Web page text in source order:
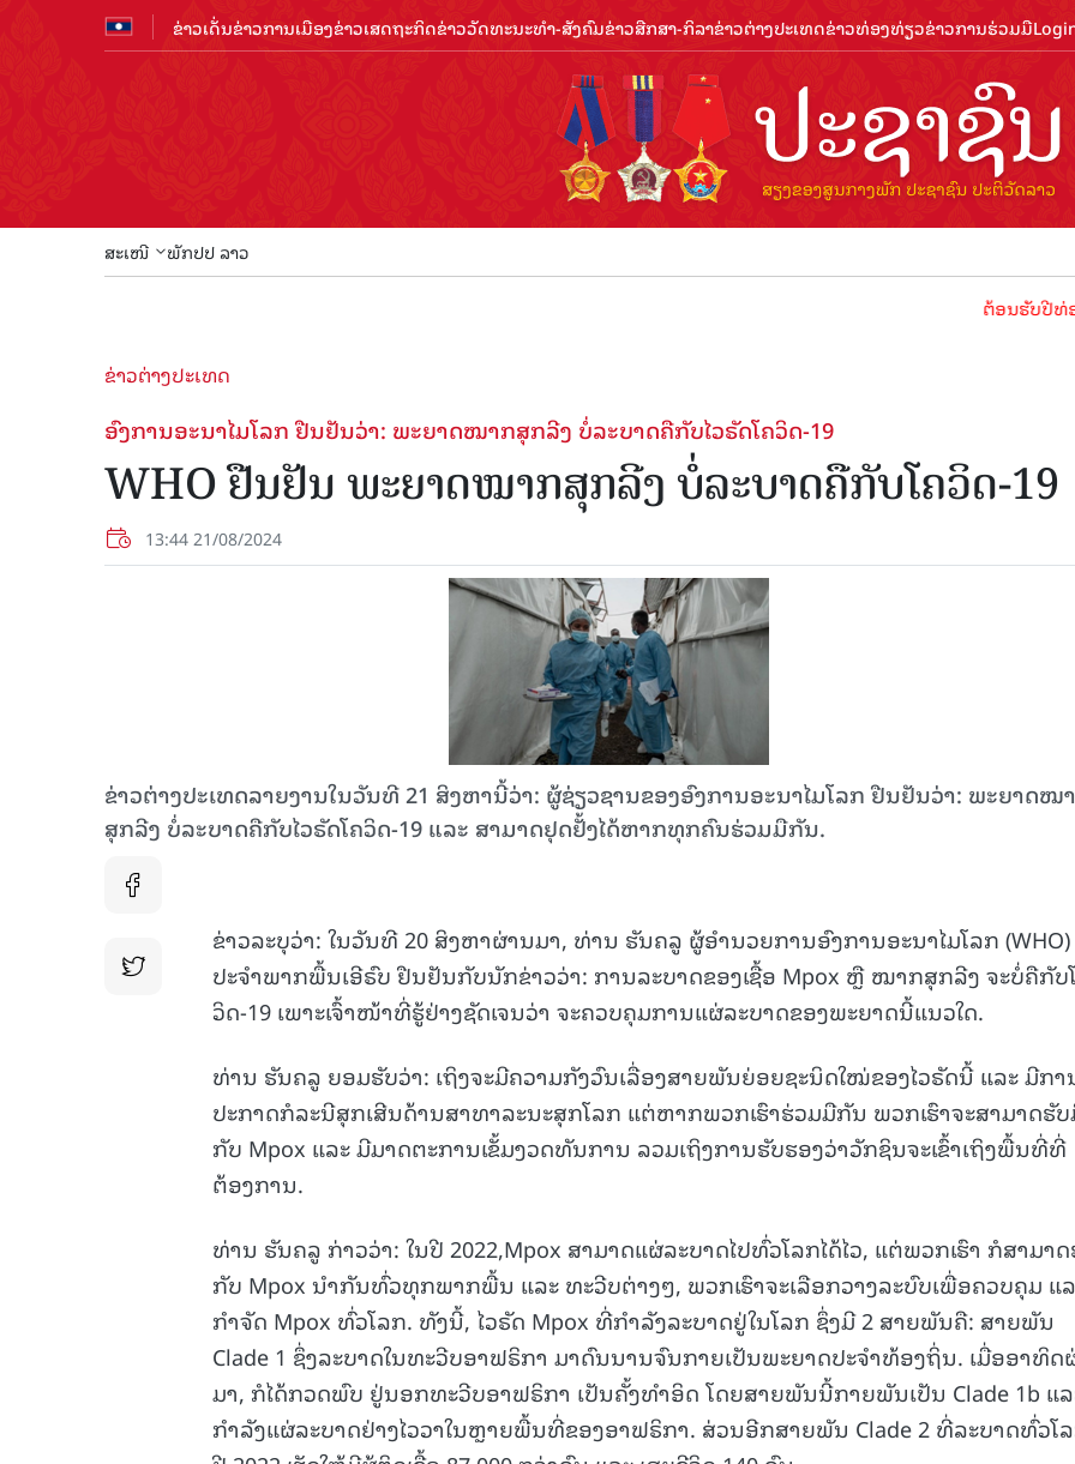
ຂ່າວເດັ່ນຂ່າວການເມືອງຂ່າວເສດຖະກິດຂ່າວວັດທະນະທຳ-ສັງຄົມຂ່າວສືກສາ-ກິລາຂ່າວຕ່າງປະເທດຂ່າວທ່ອງທ່ຽວຂ່າວການຮ່ວມມື
ສະເໜີ ພັກປປ ລາວ
ຕ້ອນຮັບປີທ່ອງທ່ຽ
ຂ່າວຕ່າງປະເທດ
ອົງການອະນາໄມໂລກ ຢືນຢັນວ່າ: ພະຍາດໝາກສຸກລີງ ບໍ່ລະບາດຄືກັບໄວຣັດໂຄວິດ-19
WHO ຢືນຢັນ ພະຍາດໝາກສຸກລີງ ບໍ່ລະບາດຄືກັບໂຄວິດ-19
13:44 21/08/2024
ຂ່າວຕ່າງປະເທດລາຍງານໃນວັນທີ 21 ສິງຫານີ້ວ່າ: ຜູ້ຊ່ຽວຊານຂອງອົງການອະນາໄມໂລກ ຢືນຢັນວ່າ: ພະຍາດໝ
ສຸກລີງ ບໍ່ລະບາດຄືກັບໄວຣັດໂຄວິດ-19 ແລະ ສາມາດຢຸດຢັ້ງໄດ້ຫາກທຸກຄົນຮ່ວມມືກັນ.
ຂ່າວລະບຸວ່າ: ໃນວັນທີ 20 ສິງຫາຜ່ານມາ, ທ່ານ ຮັນຄລູ ຜູ້ອຳນວຍການອົງການອະນາໄມໂລກ (WHO)
ປະຈຳພາກພື້ນເອີຣົບ ຢືນຢັນກັບນັກຂ່າວວ່າ: ການລະບາດຂອງເຊື້ອ Mpox ຫຼື ໝາກສຸກລີງ ຈະບໍ່ຄືກັບ
ວິດ-19 ເພາະເຈົ້າໜ້າທີ່ຮູ້ຢ່າງຊັດເຈນວ່າ ຈະຄວບຄຸມການແຜ່ລະບາດຂອງພະຍາດນີ້ແນວໃດ.
ທ່ານ ຮັນຄລູ ຍອມຮັບວ່າ: ເຖິງຈະມີຄວາມກັງວົນເລື່ອງສາຍພັນຍ່ອຍຊະນິດໃໝ່ຂອງໄວຣັດນີ້ ແລະ ມີກາ
ປະກາດກໍລະນີສຸກເສີນດ້ານສາທາລະນະສຸກໂລກ ແຕ່ຫາກພວກເຮົາຮ່ວມມືກັນ ພວກເຮົາຈະສາມາດຮັ
ກັບ Mpox ແລະ ມີມາດຕະການເຂັ້ມງວດທັນການ ລວມເຖິງການຮັບຮອງວ່າວັກຊິນຈະເຂົ້າເຖິງພື້ນທີ່ທີ່
ຕ້ອງການ.
ທ່ານ ຮັນຄລູ ກ່າວວ່າ: ໃນປີ 2022,Mpox ສາມາດແຜ່ລະບາດໄປທົ່ວໂລກໄດ້ໄວ, ແຕ່ພວກເຮົາ ກໍສາມາ
ກັບ Mpox ນໍາກັນທົ່ວທຸກພາກພື້ນ ແລະ ທະວີບຕ່າງໆ, ພວກເຮົາຈະເລືອກວາງລະບົບເພື່ອຄວບຄຸມ ແ
ກຳຈັດ Mpox ທົ່ວໂລກ. ທັງນີ້, ໄວຣັດ Mpox ທີ່ກໍາລັງລະບາດຢູ່ໃນໂລກ ຊຶ່ງມີ 2 ສາຍພັນຄື: ສາຍພັນ
Clade 1 ຊຶ່ງລະບາດໃນທະວີບອາຟຣິກາ ມາດົນນານຈົນກາຍເປັນພະຍາດປະຈຳທ້ອງຖິ່ນ. ເມື່ອອາທິດ
ມາ, ກໍໄດ້ກວດພົບ ຢູ່ນອກທະວີບອາຟຣິກາ ເປັນຄັ້ງທຳອິດ ໂດຍສາຍພັນນີ້ກາຍພັນເປັນ Clade 1b ແ
ກໍາລັງແຜ່ລະບາດຢ່າງໄວວາໃນຫຼາຍພື້ນທີ່ຂອງອາຟຣິກາ. ສ່ວນອີກສາຍພັນ Clade 2 ທີ່ລະບາດທົ່ວໂ